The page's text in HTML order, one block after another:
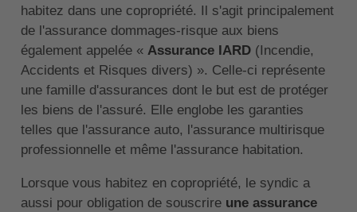
habitez dans une copropriété. Il s'agit principalement
de l'assurance dommages-risque aux biens
également appelée « Assurance IARD (Incendie,
Accidents et Risques divers) ». Celle-ci représente
une famille d'assurances dont le but est de protéger
les biens de l'assuré. Elle englobe les garanties
telles que l'assurance auto, l'assurance multirisque
professionnelle et même l'assurance habitation.
Lorsque vous habitez en copropriété, le syndic a
aussi pour obligation de souscrire une assurance